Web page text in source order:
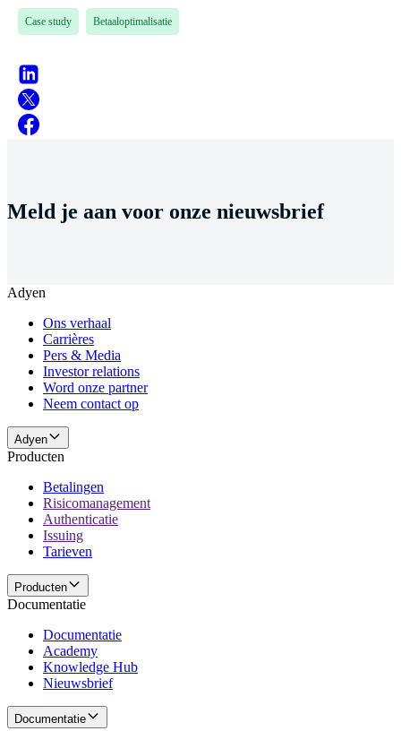
Case study Betaaloptimalisatie
Meld je aan voor onze nieuwsbrief
Adyen
Ons verhaal
Carrières
Pers & Media
Investor relations
Word onze partner
Neem contact op
Adyen
Producten
Betalingen
Risicomanagement
Authenticatie
Issuing
Tarieven
Producten
Documentatie
Documentatie
Academy
Knowledge Hub
Nieuwsbrief
Documentatie